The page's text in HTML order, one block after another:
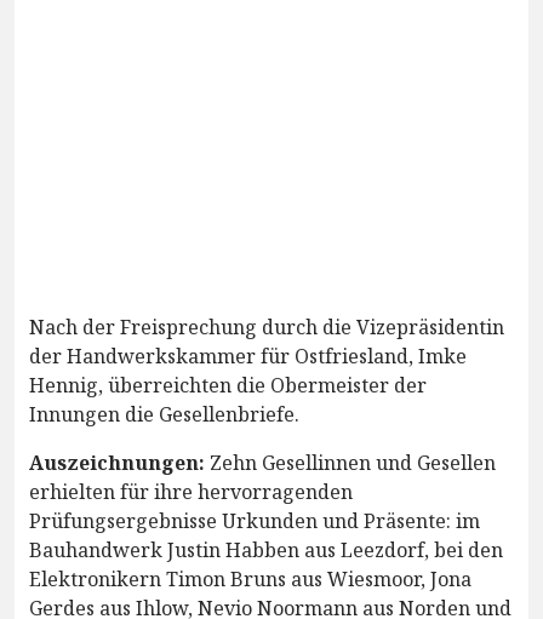
Nach der Freisprechung durch die Vizepräsidentin
der Handwerkskammer für Ostfriesland, Imke
Hennig, überreichten die Obermeister der
Innungen die Gesellenbriefe.
Auszeichnungen: Zehn Gesellinnen und Gesellen
erhielten für ihre hervorragenden
Prüfungsergebnisse Urkunden und Präsente: im
Bauhandwerk Justin Habben aus Leezdorf, bei den
Elektronikern Timon Bruns aus Wiesmoor, Jona
Gerdes aus Ihlow, Nevio Noormann aus Norden und